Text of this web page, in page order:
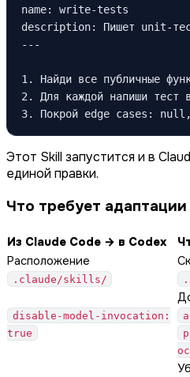
name: write-tests
description: Пишет unit-
---
1. Найди все публичные
2. Для каждой напиши тест
3. Покрой edge cases: null,
Этот Skill запустится и в
единой правки.
Что требует адаптации
Из Claude Code → в Codex
Расположение
.claude/skills/
disable-model-invocation:
true